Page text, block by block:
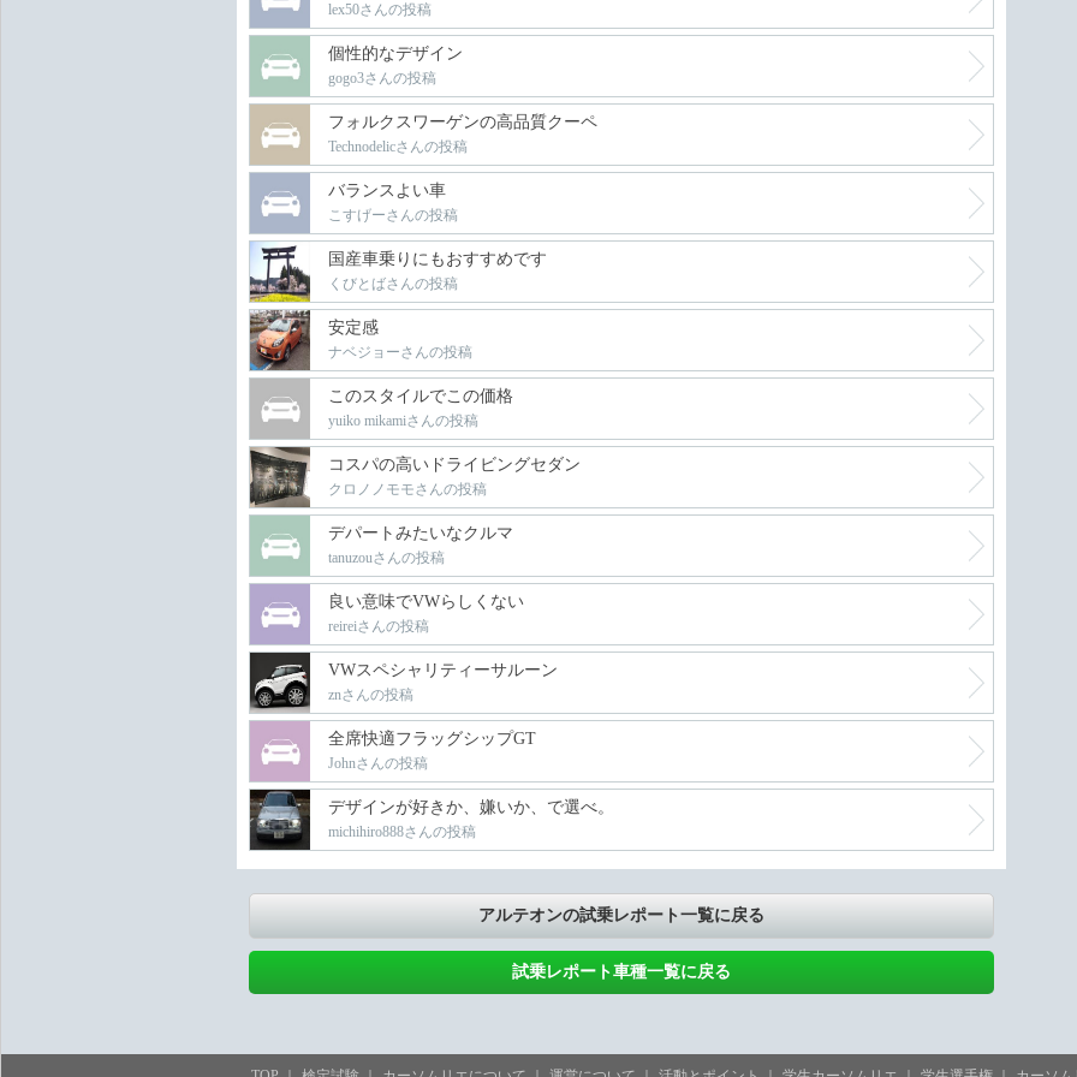
lex50さんの投稿
個性的なデザイン
gogo3さんの投稿
フォルクスワーゲンの高品質クーペ
Technodelicさんの投稿
バランスよい車
こすげーさんの投稿
国産車乗りにもおすすめです
くびとばさんの投稿
安定感
ナベジョーさんの投稿
このスタイルでこの価格
yuiko mikamiさんの投稿
コスパの高いドライビングセダン
クロノノモモさんの投稿
デパートみたいなクルマ
tanuzouさんの投稿
良い意味でVWらしくない
reireiさんの投稿
VWスペシャリティーサルーン
znさんの投稿
全席快適フラッグシップGT
Johnさんの投稿
デザインが好きか、嫌いか、で選べ。
michihiro888さんの投稿
アルテオンの試乗レポート一覧に戻る
試乗レポート車種一覧に戻る